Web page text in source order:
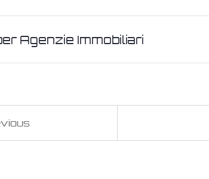
Agenzie Immobiliari